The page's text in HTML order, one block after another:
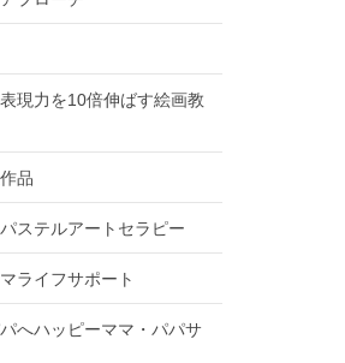
現力を10倍伸ばす絵画教
品
ステルアートセラピー
ライフサポート
へハッピーママ・パパサ